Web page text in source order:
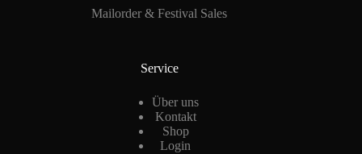
Mailorder & Festival Sales
Service
Über uns
Kontakt
Shop
Login